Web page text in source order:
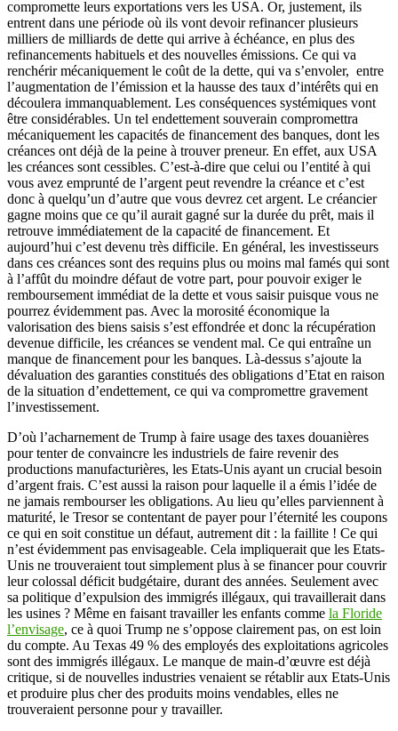
compromette leurs exportations vers les USA. Or, justement, ils
entrent dans une période où ils vont devoir refinancer plusieurs
milliers de milliards de dette qui arrive à échéance, en plus des
refinancements habituels et des nouvelles émissions. Ce qui va
renchérir mécaniquement le coût de la dette, qui va s’envoler, entre
l’augmentation de l’émission et la hausse des taux d’intérêts qui en
découlera immanquablement. Les conséquences systémiques vont
être considérables. Un tel endettement souverain compromettra
mécaniquement les capacités de financement des banques, dont les
créances ont déjà de la peine à trouver preneur. En effet, aux USA
les créances sont cessibles. C’est-à-dire que celui ou l’entité à qui
vous avez emprunté de l’argent peut revendre la créance et c’est
donc à quelqu’un d’autre que vous devrez cet argent. Le créancier
gagne moins que ce qu’il aurait gagné sur la durée du prêt, mais il
retrouve immédiatement de la capacité de financement. Et
aujourd’hui c’est devenu très difficile. En général, les investisseurs
dans ces créances sont des requins plus ou moins mal famés qui sont
à l’affût du moindre défaut de votre part, pour pouvoir exiger le
remboursement immédiat de la dette et vous saisir puisque vous ne
pourrez évidemment pas. Avec la morosité économique la
valorisation des biens saisis s’est effondrée et donc la récupération
devenue difficile, les créances se vendent mal. Ce qui entraîne un
manque de financement pour les banques. Là-dessus s’ajoute la
dévaluation des garanties constitués des obligations d’Etat en raison
de la situation d’endettement, ce qui va compromettre gravement
l’investissement.
D’où l’acharnement de Trump à faire usage des taxes douanières
pour tenter de convaincre les industriels de faire revenir des
productions manufacturières, les Etats-Unis ayant un crucial besoin
d’argent frais. C’est aussi la raison pour laquelle il a émis l’idée de
ne jamais rembourser les obligations. Au lieu qu’elles parviennent à
maturité, le Tresor se contentant de payer pour l’éternité les coupons
ce qui en soit constitue un défaut, autrement dit : la faillite ! Ce qui
n’est évidemment pas envisageable. Cela impliquerait que les Etats-
Unis ne trouveraient tout simplement plus à se financer pour couvrir
leur colossal déficit budgétaire, durant des années. Seulement avec
sa politique d’expulsion des immigrés illégaux, qui travaillerait dans
les usines ? Même en faisant travailler les enfants comme la Floride
l’envisage, ce à quoi Trump ne s’oppose clairement pas, on est loin
du compte. Au Texas 49 % des employés des exploitations agricoles
sont des immigrés illégaux. Le manque de main-d’œuvre est déjà
critique, si de nouvelles industries venaient se rétablir aux Etats-Unis
et produire plus cher des produits moins vendables, elles ne
trouveraient personne pour y travailler.